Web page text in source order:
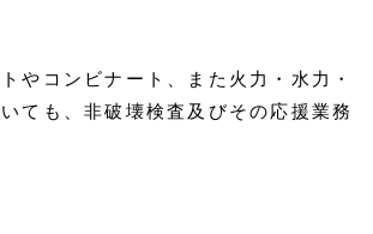
やコンビナート、また火力・水力・
ても、非破壊検査及びその応援業務